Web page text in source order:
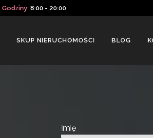
Godziny: 8:00 - 20:00
SKUP NIERUCHOMOŚCI BLOG
Imię